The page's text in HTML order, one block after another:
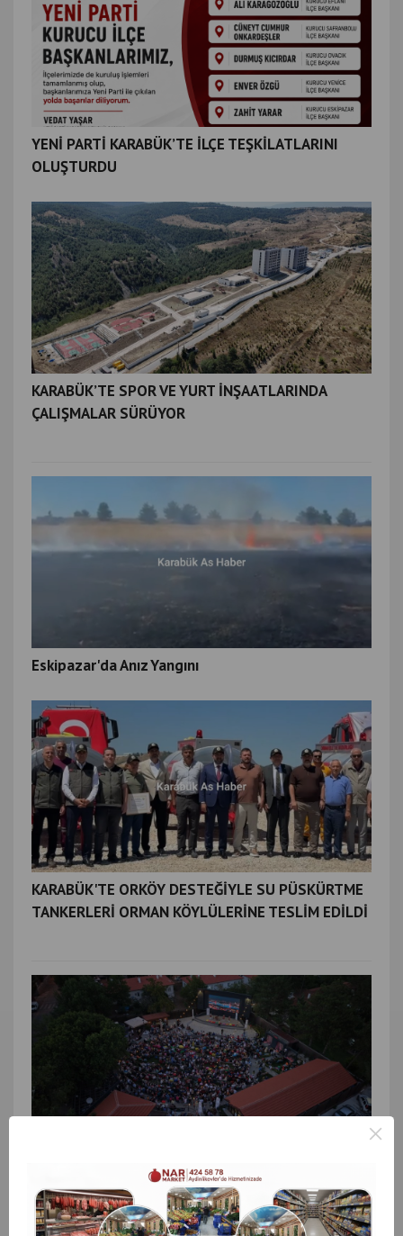
YENİ PARTİ KARABÜK’TE İLÇE TEŞKİLATLARINI
OLUŞTURDU
KARABÜK’TE SPOR VE YURT İNŞAATLARINDA
ÇALIŞMALAR SÜRÜYOR
Eskipazar'da Anız Yangını
KARABÜK'TE ORKÖY DESTEĞİYLE SU PÜSKÜRTME
TANKERLERİ ORMAN KÖYLÜLERİNE TESLİM EDİLDİ
KARABÜK’TE MASAL GİBİ AKŞAM: YAZLIK SİNEMA
HINCAHINÇ DOLDU
×